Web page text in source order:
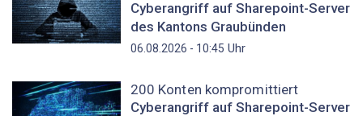
Cyberangriff auf Sharepoint-Server
des Kantons Graubünden
06.08.2026 - 10:45 Uhr
200 Konten kompromittiert
Cyberangriff auf Sharepoint-Server